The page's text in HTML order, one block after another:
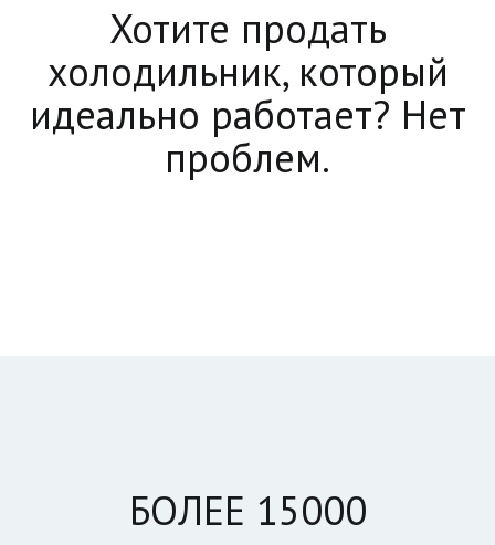
Хотите продать
холодильник, который
идеально работает? Нет
проблем.
БОЛЕЕ 15000